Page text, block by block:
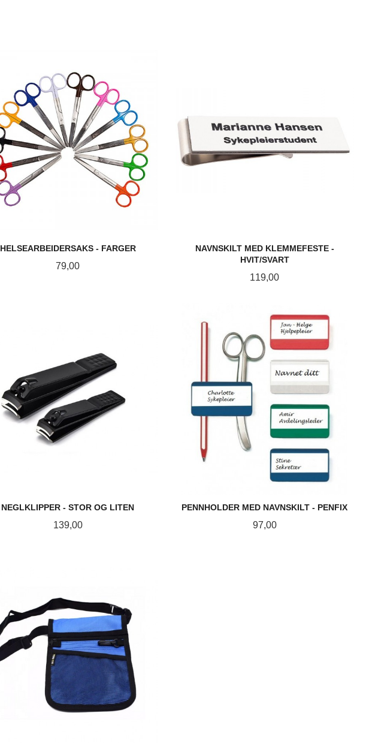
HELSEARBEIDERSAKS - FARGER
Pris
79,00
NAVNSKILT MED KLEMMEFESTE -
HVIT/SVART
Pris
119,00
NEGLKLIPPER - STOR OG LITEN
Pris
139,00
PENNHOLDER MED NAVNSKILT - PENFIX
Pris
97,00